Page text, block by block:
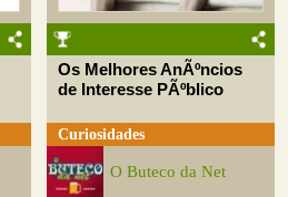
Os Melhores AnÃºncios
de Interesse PÃºblico
Curiosidades
O Buteco da Net